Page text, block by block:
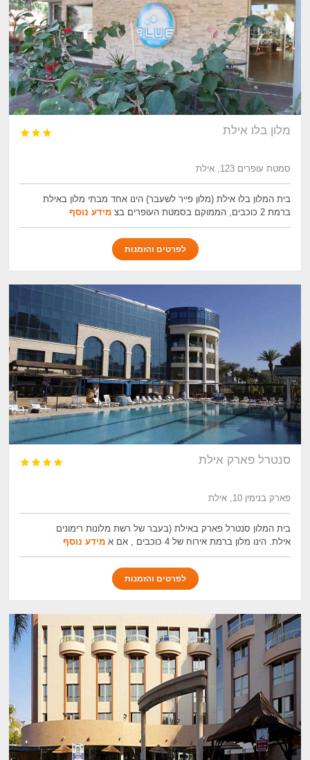
מלון בלו אילת 


סמטת עופרים 123, אילת
בית המלון בלו אילת (מלון פייר לשעבר) הינו אחד מבתי מלון באילת
ברמת 2 כוכבים, הממוקם בסמטת העופרים בצ
מידע נוסף
לפרטים והזמנות
סנטרל פארק אילת 



פארק בנימין 10, אילת
בית המלון סנטרל פארק באילת (בעבר של רשת מלונות רימונים
אילת. הינו מלון ברמת אירוח של 4 כוכבים , אם א
מידע נוסף
לפרטים והזמנות